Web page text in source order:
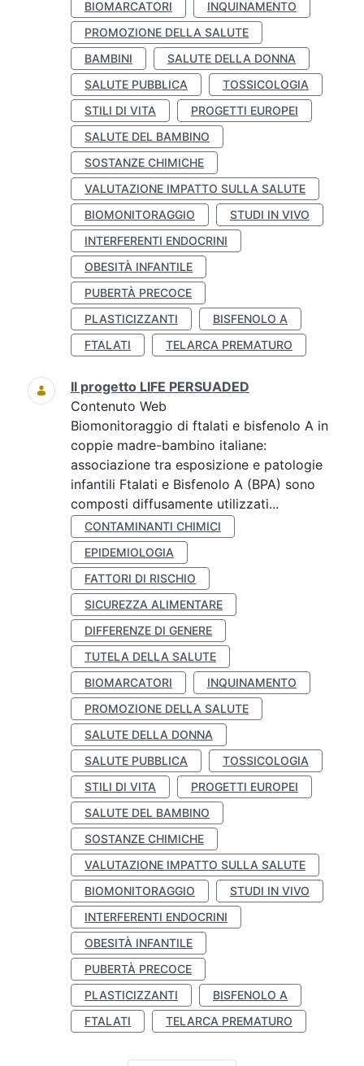
BIOMARCATORI
INQUINAMENTO
PROMOZIONE DELLA SALUTE
BAMBINI
SALUTE DELLA DONNA
SALUTE PUBBLICA
TOSSICOLOGIA
STILI DI VITA
PROGETTI EUROPEI
SALUTE DEL BAMBINO
SOSTANZE CHIMICHE
VALUTAZIONE IMPATTO SULLA SALUTE
BIOMONITORAGGIO
STUDI IN VIVO
INTERFERENTI ENDOCRINI
OBESITÀ INFANTILE
PUBERTÀ PRECOCE
PLASTICIZZANTI
BISFENOLO A
FTALATI
TELARCA PREMATURO
Il progetto LIFE PERSUADED
Contenuto Web
Biomonitoraggio di ftalati e bisfenolo A in
coppie madre-bambino italiane:
associazione tra esposizione e patologie
infantili Ftalati e Bisfenolo A (BPA) sono
composti diffusamente utilizzati...
CONTAMINANTI CHIMICI
EPIDEMIOLOGIA
FATTORI DI RISCHIO
SICUREZZA ALIMENTARE
DIFFERENZE DI GENERE
TUTELA DELLA SALUTE
BIOMARCATORI
INQUINAMENTO
PROMOZIONE DELLA SALUTE
SALUTE DELLA DONNA
SALUTE PUBBLICA
TOSSICOLOGIA
STILI DI VITA
PROGETTI EUROPEI
SALUTE DEL BAMBINO
SOSTANZE CHIMICHE
VALUTAZIONE IMPATTO SULLA SALUTE
BIOMONITORAGGIO
STUDI IN VIVO
INTERFERENTI ENDOCRINI
OBESITÀ INFANTILE
PUBERTÀ PRECOCE
PLASTICIZZANTI
BISFENOLO A
FTALATI
TELARCA PREMATURO